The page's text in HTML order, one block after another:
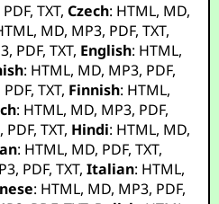
PDF,TXT,Czech: HTML, MD,
, MD, MP3, PDF,TXT,
, PDF,TXT, English: HTML,
: HTML, MD, MP3, PDF,
PDF,TXT, Finnish: HTML,
: HTML, MD, MP3, PDF,
, PDF,TXT, Hindi: HTML, MD,
: HTML, MD, PDF,TXT,
, PDF,TXT,Italian: HTML,
: HTML, MD, MP3, PDF,